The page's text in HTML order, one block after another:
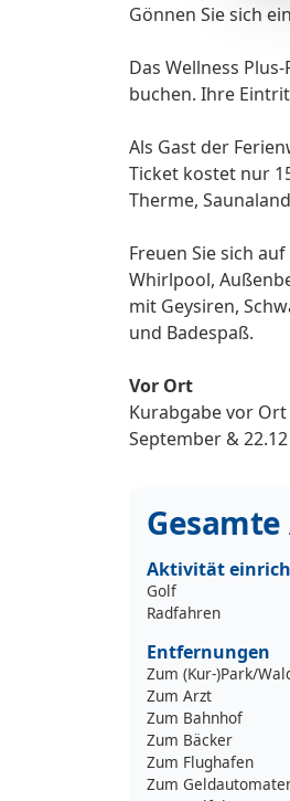
Gönnen Sie sich
Das Wellness
buchen. Ihre
Als Gast der
Ticket kostet nur
Therme,
Freuen Sie sich
Whirlpool,
mit Geysiren,
und Badespaß.
Vor Ort
Kurabgabe vor Ort
September &
Aktivität
Golf
Radfahren
Entfernungen
Zum (Kur-)Park/
Zum Arzt
Zum Bahnhof
Zum Bäcker
Zum Flughafen
Zum